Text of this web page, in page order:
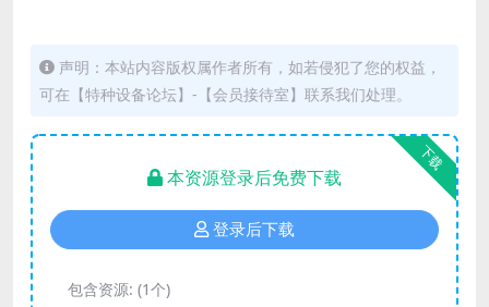
声明：本站内容版权属作者所有，如若侵犯了您的权益，
可在【特种设备论坛】-【会员接待室】联系我们处理。
下载
本资源登录后免费下载
登录后下载
包含资源: (1个)